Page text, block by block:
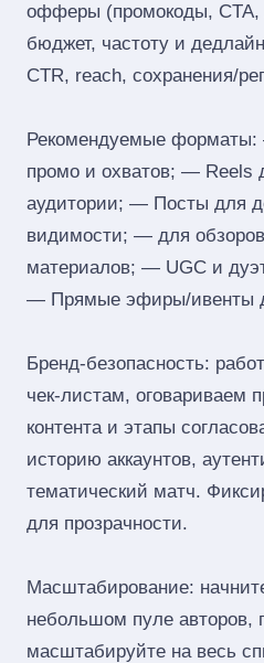
офферы (промокоды, CTA,
бюджет, частоту и
CTR, reach, сохранения/
Рекомендуемые
промо и охватов; — Reels
аудитории; — Посты для
видимости; — для
материалов; — UGC и
— Прямые эфиры/ивенты
Бренд‑безопасность:
чек‑листам, оговариваем
контента и этапы
историю аккаунтов,
тематический матч.
для прозрачности.
Масштабирование:
небольшом пуле авторов,
масштабируйте на весь